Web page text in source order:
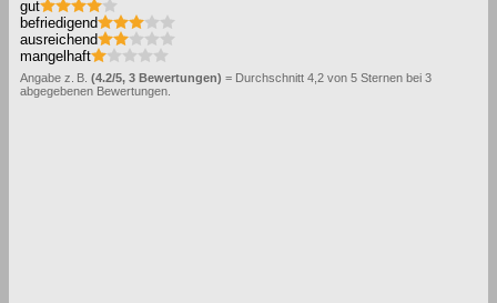
gut
befriedigend
ausreichend
mangelhaft
Angabe z. B. (4.2/5, 3 Bewertungen) = Durchschnitt 4,2 von 5 Sternen bei 3
abgegebenen Bewertungen.